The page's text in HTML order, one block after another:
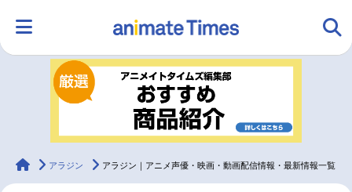
ランキング アニメ
ラジオ
animateTimes
アラジン アラジン｜アニメ声優・映画・動画配信情報・最新情報一覧